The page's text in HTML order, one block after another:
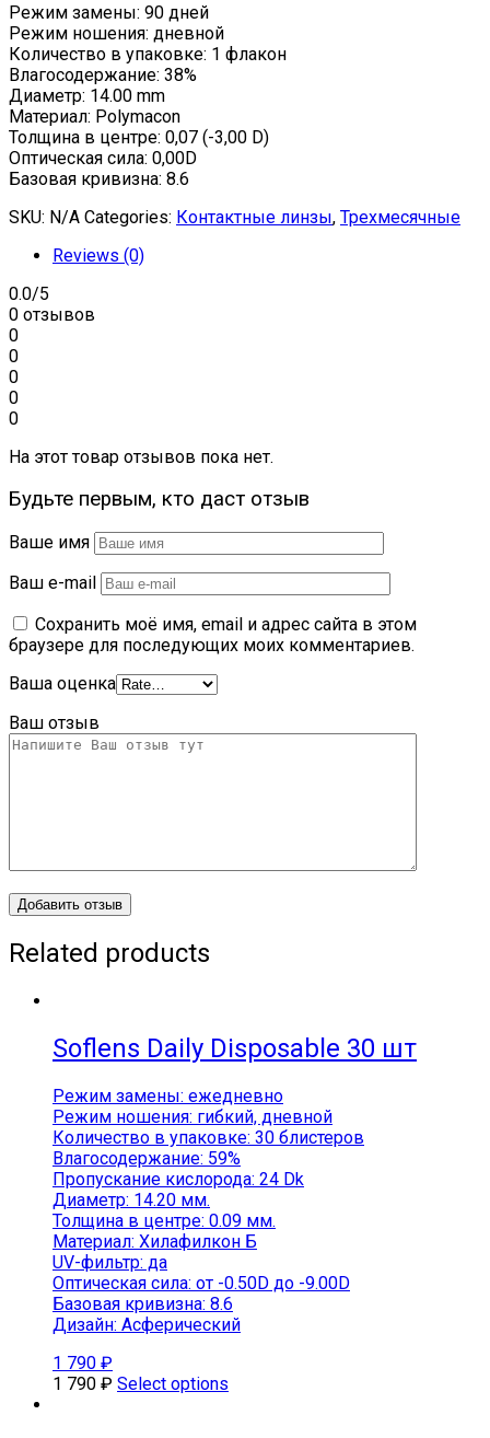
Режим замены: 90 дней
Режим ношения: дневной
Количество в упаковке: 1 флакон
Влагосодержание: 38%
Диаметр: 14.00 mm
Материал: Polymacon
Толщина в центре: 0,07 (-3,00 D)
Оптическая сила: 0,00D
Базовая кривизна: 8.6
SKU: N/A Categories: Контактные линзы, Трехмесячные
Reviews (0)
0.0/5
0 отзывов
0
0
0
0
0
На этот товар отзывов пока нет.
Будьте первым, кто даст отзыв
Ваше имя
Ваш e-mail
Сохранить моё имя, email и адрес сайта в этом
браузере для последующих моих комментариев.
Ваша оценка
Ваш отзыв
Related products
Soflens Daily Disposable 30 шт
Режим замены: ежедневно
Режим ношения: гибкий, дневной
Количество в упаковке: 30 блистеров
Влагосодержание: 59%
Пропускание кислорода: 24 Dk
Диаметр: 14.20 мм.
Толщина в центре: 0.09 мм.
Материал: Хилафилкон Б
UV-фильтр: да
Оптическая сила: от -0.50D до -9.00D
Базовая кривизна: 8.6
Дизайн: Асферический
1 790 ₽
1 790 ₽ Select options